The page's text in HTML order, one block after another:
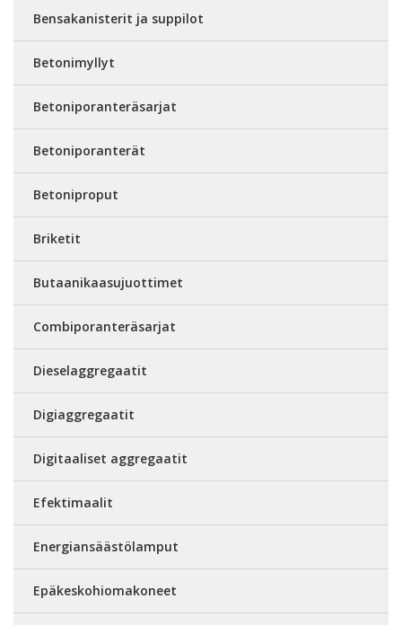
Bensakanisterit ja suppilot
Betonimyllyt
Betoniporanteräsarjat
Betoniporanterät
Betoniproput
Briketit
Butaanikaasujuottimet
Combiporanteräsarjat
Dieselaggregaatit
Digiaggregaatit
Digitaaliset aggregaatit
Efektimaalit
Energiansäästölamput
Epäkeskohiomakoneet